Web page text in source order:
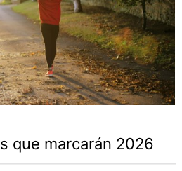
que marcarán 2026